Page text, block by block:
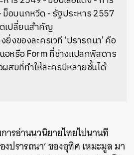
อบนกหวีด - รัฐประหาร 2557
เปลี่ยนสำคัญ
งของละครเวที ‘ปรารถนา’ คือ
อหรือ Form ที่ช่างแปลกพิสดาร
สมที่ทำให้ละครมีหลายชั้นได้
ารอ่านนวนิยายไทยไปนานที
งปรารถนา’ ของอุทิศ เหมะมูล มา